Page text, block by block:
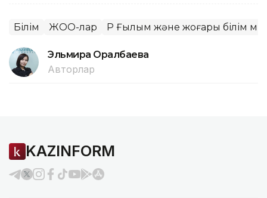
Білім ЖОО-лар ҚР Ғылым және жоғары білім
Эльмира Оралбаева
Авторлар
KAZINFORM